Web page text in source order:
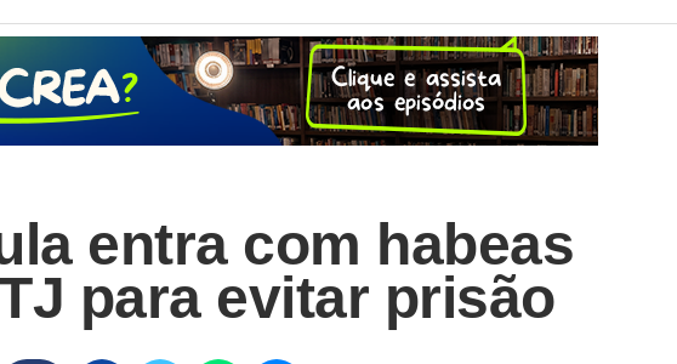
entra com habeas
para evitar prisão